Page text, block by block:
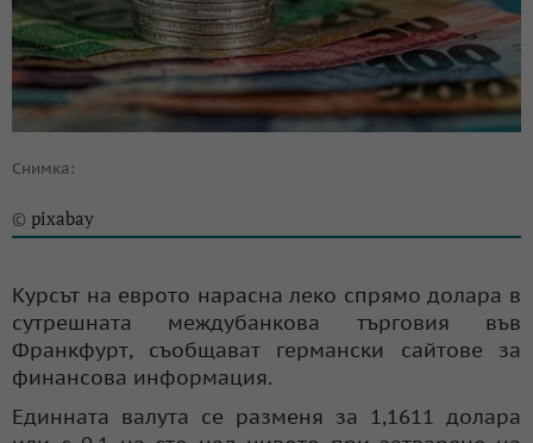
Снимка:
© pixabay
Курсът на еврото нарасна леко спрямо долара в
сутрешната междубанкова търговия във
Франкфурт, съобщават германски сайтове за
финансова информация.
Единната валута се разменя за 1,1611 долара